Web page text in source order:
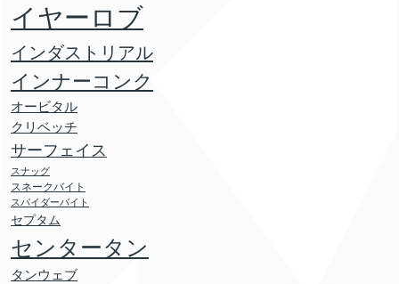
イヤーロブ
インダストリアル
インナーコンク
オービタル
クリベッチ
サーフェイス
スナッグ
スネークバイト
スパイダーバイト
セプタム
センタータン
タンウェブ